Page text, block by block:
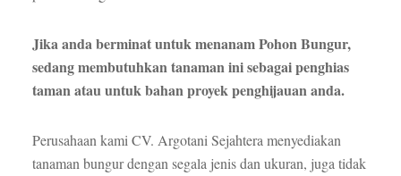
Jika anda berminat untuk menanam Pohon Bungur,
sedang membutuhkan tanaman ini sebagai penghias
taman atau untuk bahan proyek penghijauan anda.
Perusahaan kami CV. Argotani Sejahtera menyediakan
tanaman bungur dengan segala jenis dan ukuran, juga tidak